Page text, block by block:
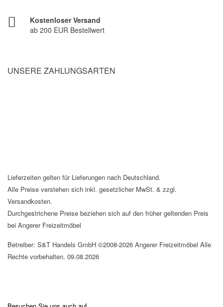
Kostenloser Versand
ab 200 EUR Bestellwert
UNSERE ZAHLUNGSARTEN
Lieferzeiten gelten für Lieferungen nach Deutschland.
Alle Preise verstehen sich inkl. gesetzlicher MwSt. & zzgl.
Versandkosten.
Durchgestrichene Preise beziehen sich auf den früher geltenden Preis
bei Angerer Freizeitmöbel
Betreiber: S&T Handels GmbH ©2008-2026 Angerer Freizeitmöbel Alle
Rechte vorbehalten. 09.08.2026